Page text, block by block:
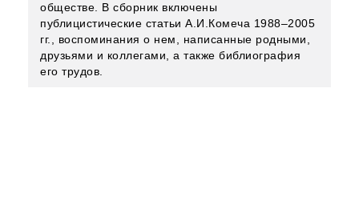
обществе. В сборник включены
публицистические статьи А.И.Комеча 1988–2005
гг., воспоминания о нем, написанные родными,
друзьями и коллегами, а также библиография
его трудов.